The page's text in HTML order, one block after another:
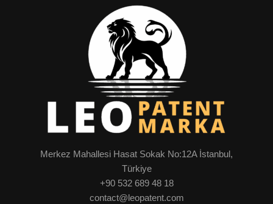
Merkez Mahallesi Hasat Sokak No:12A İstanbul,
Türkiye
+90 532 689 48 18
contact@leopatent.com